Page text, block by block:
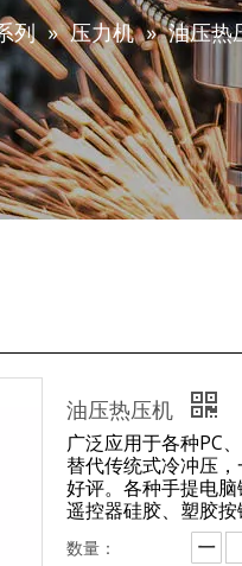
列 » 压力机 » 油压热
油压热压机
广泛应用于各种PC
替代传统式冷冲压
好评。各种手提电
遥控器硅胶、塑胶按
数量：